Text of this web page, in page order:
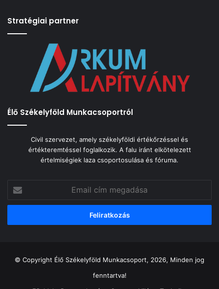
Stratégiai partner
Élő Székelyföld Munkacsoportról
Civil szervezet, amely székelyföldi értékőrzéssel és
értékteremtéssel foglalkozik. A falu iránt elkötelezett
értelmiségiek laza csoportosulása és fóruma.
cím
megadása
© Copyright Élő Székelyföld Munkacsoport, 2026, Minden jog
fenntartva!